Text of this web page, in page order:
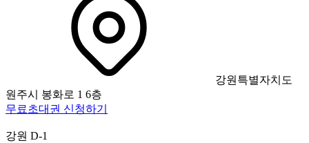
강원특별자치도
원주시 봉화로 1 6층
무료초대권 신청하기
강원 D-1